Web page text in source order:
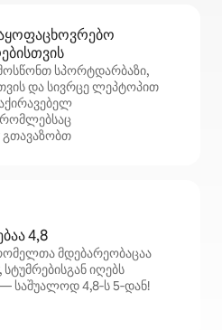
სპორტდარბაზი,
და სივრცე ლეპტოპით
გთავაზობთ
4,8
მდებარეობაცაა
იღებს
საშუალოდ 4,8‑ს 5‑დან!